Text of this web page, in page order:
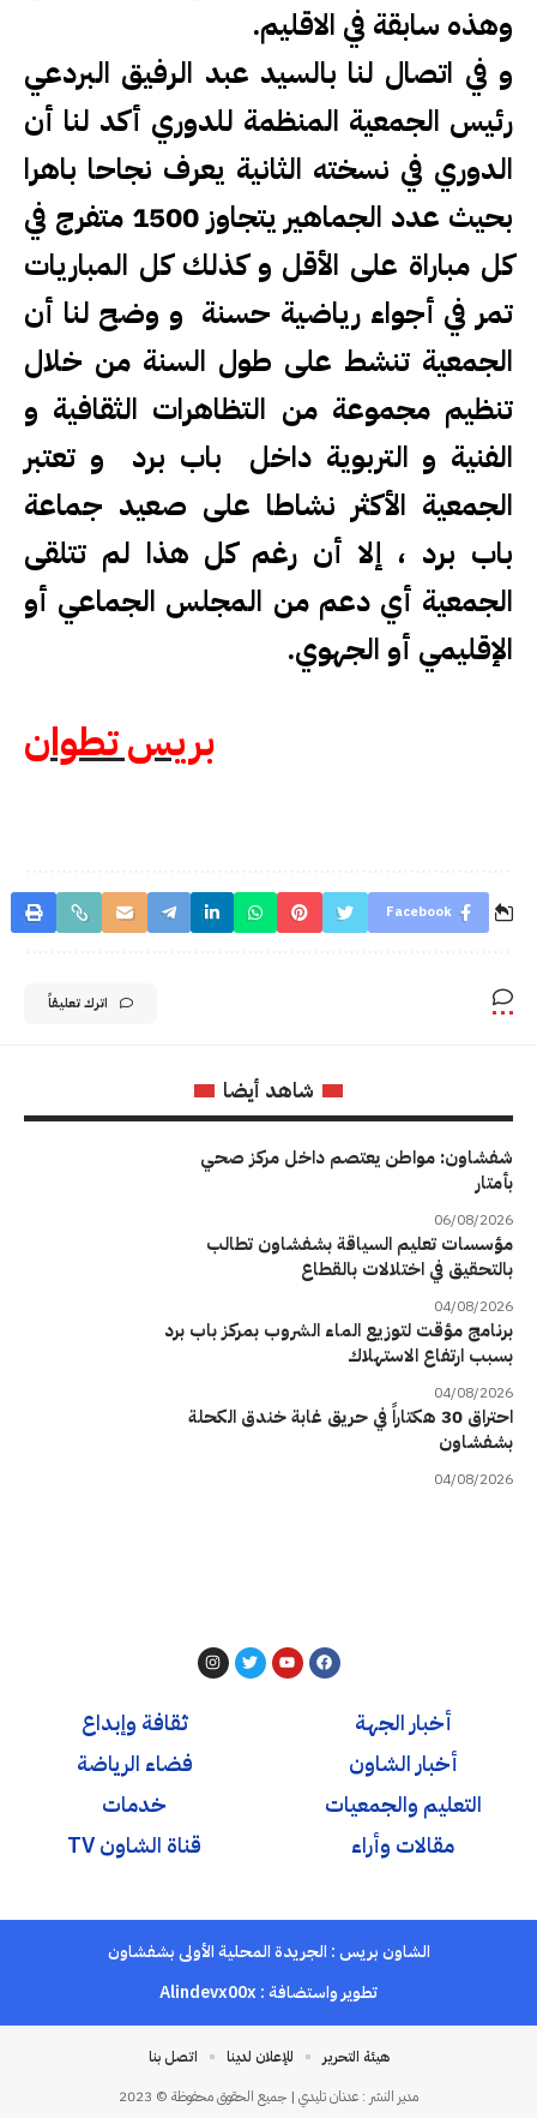
وهذه سابقة في الاقليم.
و في اتصال لنا بالسيد عبد الرفيق البردعي
رئيس الجمعية المنظمة للدوري أكد لنا أن
الدوري في نسخته الثانية يعرف نجاحا باهرا
بحيث عدد الجماهير يتجاوز 1500 متفرج في
كل مباراة على الأقل و كذلك كل المباريات
تمر في أجواء رياضية حسنة و وضح لنا أن
الجمعية تنشط على طول السنة من خلال
تنظيم مجموعة من التظاهرات الثقافية و
الفنية و التربوية داخل باب برد و تعتبر
الجمعية الأكثر نشاطا على صعيد جماعة
باب برد ، إلا أن رغم كل هذا لم تتلقى
الجمعية أي دعم من المجلس الجماعي أو
الإقليمي أو الجهوي.
بريس تطوان
Facebook
اترك تعليقاً
شاهد أيضا
شفشاون: مواطن يعتصم داخل مركز صحي
بأمتار
06/08/2026
مؤسسات تعليم السياقة بشفشاون تطالب
بالتحقيق في اختلالات بالقطاع
04/08/2026
برنامج مؤقت لتوزيع الماء الشروب بمركز باب برد
بسبب ارتفاع الاستهلاك
04/08/2026
احتراق 30 هكتاراً في حريق غابة خندق الكحلة
بشفشاون
04/08/2026
أخبار الجهة
أخبار الشاون
التعليم والجمعيات
مقالات وأراء
ثقافة وإبداع
فضاء الرياضة
خدمات
قناة الشاون TV
الشاون بريس : الجريدة المحلية الأولى بشفشاون
تطوير واستضافة : Alindevx00x
مدير النشر : عدنان تليدي | جميع الحقوق محفوظة © 2023
هيئة التحرير للإعلان لدينا اتصل بنا